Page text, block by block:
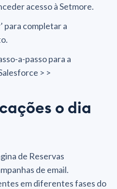
acesso à Setmore.
para completar a
a-passo para a
> >
o dia
de Reservas
de email.
em diferentes fases do